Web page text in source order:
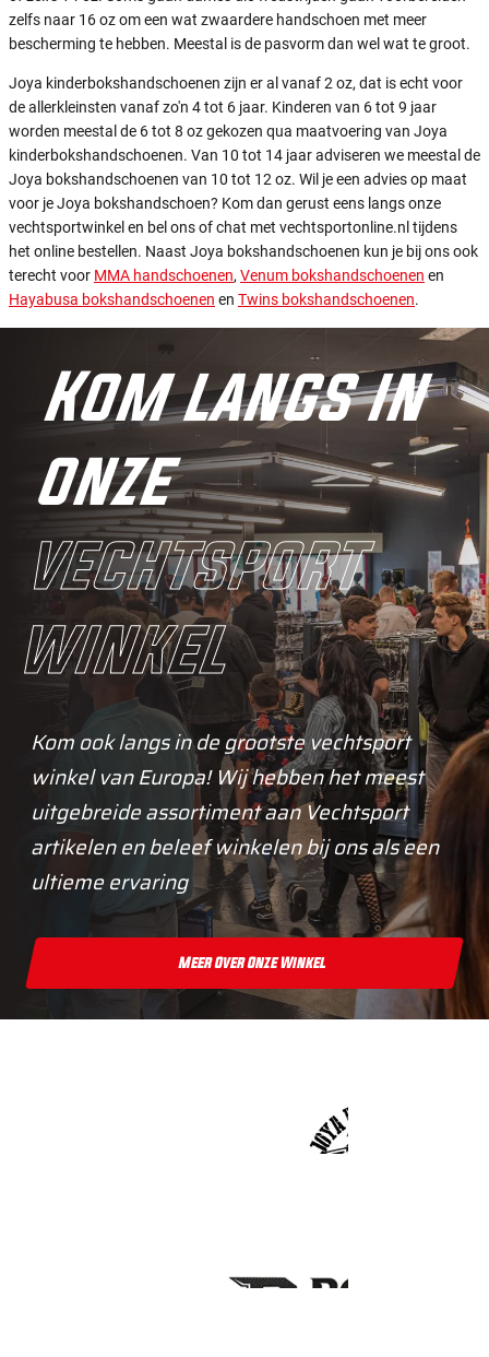
zelfs naar 16 oz om een wat zwaardere handschoen met meer
bescherming te hebben. Meestal is de pasvorm dan wel wat te groot.
Joya kinderbokshandschoenen zijn er al vanaf 2 oz, dat is echt voor
de allerkleinsten vanaf zo'n 4 tot 6 jaar. Kinderen van 6 tot 9 jaar
worden meestal de 6 tot 8 oz gekozen qua maatvoering van Joya
kinderbokshandschoenen. Van 10 tot 14 jaar adviseren we meestal de
Joya bokshandschoenen van 10 tot 12 oz. Wil je een advies op maat
voor je Joya bokshandschoen? Kom dan gerust eens langs onze
vechtsportwinkel en bel ons of chat met vechtsportonline.nl tijdens
het online bestellen. Naast Joya bokshandschoenen kun je bij ons ook
terecht voor MMA handschoenen, Venum bokshandschoenen en
Hayabusa bokshandschoenen en Twins bokshandschoenen.
Kom langs in
onze
vechtsport
winkel
Kom ook langs in de grootste vechtsport
winkel van Europa! Wij hebben het meest
uitgebreide assortiment aan Vechtsport
artikelen en beleef winkelen bij ons als een
ultieme ervaring
Meer Over Onze Winkel